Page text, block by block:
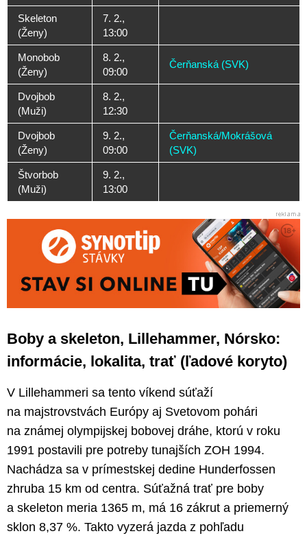
Skeleton
(Ženy)
7. 2.,
13:00
Monobob
(Ženy)
8. 2.,
09:00
Čerňanská (SVK)
Dvojbob
(Muži)
8. 2.,
12:30
Dvojbob
(Ženy)
9. 2.,
09:00
Čerňanská/Mokrášová
(SVK)
Štvorbob
(Muži)
9. 2.,
13:00
Boby a skeleton, Lillehammer, Nórsko:
informácie, lokalita, trať (ľadové koryto)
V Lillehammeri sa tento víkend súťaží
na majstrovstvách Európy aj Svetovom pohári
na známej olympijskej bobovej dráhe, ktorú v roku
1991 postavili pre potreby tunajších ZOH 1994.
Nachádza sa v prímestskej dedine Hunderfossen
zhruba 15 km od centra. Súťažná trať pre boby
a skeleton meria 1365 m, má 16 zákrut a priemerný
sklon 8,37 %. Takto vyzerá jazda z pohľadu